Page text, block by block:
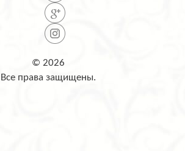
© 2026
Все права защищены.